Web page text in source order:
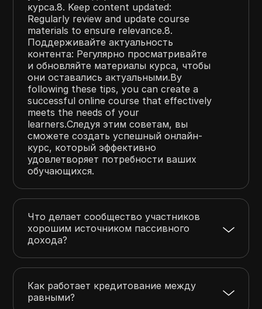
курса.8. Keep content updated:
Regularly review and update course
materials to ensure relevance.8.
Поддерживайте актуальность
контента: Регулярно просматривайте
и обновляйте материалы курса, чтобы
они оставались актуальными.By
following these tips, you can create a
successful online course that effectively
meets the needs of your
learners.Следуя этим советам, вы
сможете создать успешный онлайн-
курс, который эффективно
удовлетворяет потребности ваших
обучающихся.
Что делает сообщество участников
хорошим источником пассивного
дохода?
Как работает кредитование между
равными?